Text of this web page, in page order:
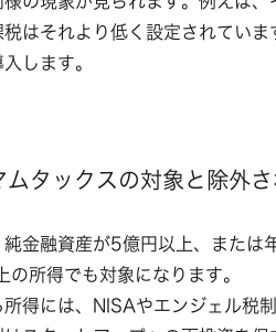
税はそれより低く設定されてい
します。
ムタックスの対象と除外
純金融資産が5億円以上、または
の所得でも対象になります。
所得には、NISAやエンジェル税